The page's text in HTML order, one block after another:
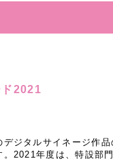
ド2021
ジタルサイネージ作
2021年度は、特設部